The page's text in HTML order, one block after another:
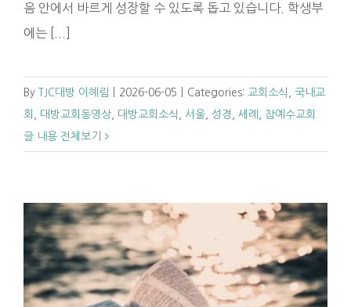
음 안에서 바르게 성장할 수 있도록 돕고 있습니다. 학생부
에는 [...]
By TJC대방 이혜림 2026-06-05 Categories: 교회소식
국내교
회
대방교회동영상 대방교회소식 서울 성경 세례
참예수교회
글 내용 전체보기